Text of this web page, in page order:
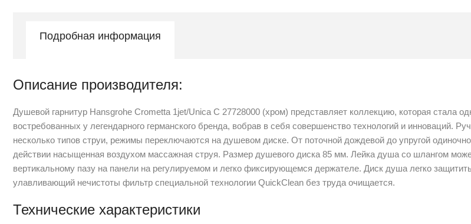
Подробная информация
Описание производителя:
Душевой гарнитур Hansgrohe Crometta 1jet/Unica С 27728000 (хром) представляет коллекцию, которая стала
востребованных у легендарного германского бренда, вобрав в себя совершенство технологий и инноваций.
несколько типов струи, режимы переключаются на душевом диске. От поточной дождевой до упругой
действии насыщенная воздухом массажная струя. Размер душевого диска 85 мм. Лейка душа со шлангом
вертикальному пазу на панели на регулируемом и легко фиксирующемся держателе. Диск душа легко защитить
улавливающий нечистоты фильтр специальной технологии QuickClean без труда очищается.
Технические характеристики